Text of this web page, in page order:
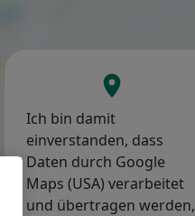
Ich bin damit
einverstanden, dass
Daten durch Google
Maps (USA) verarbeitet
und übertragen werden,